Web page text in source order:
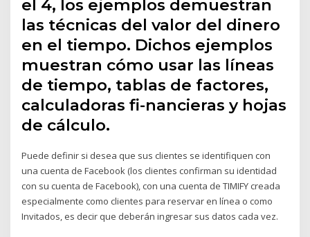
el 4, los ejemplos demuestran
las técnicas del valor del dinero
en el tiempo. Dichos ejemplos
muestran cómo usar las líneas
de tiempo, tablas de factores,
calculadoras fi-nancieras y hojas
de cálculo.
Puede definir si desea que sus clientes se identifiquen con
una cuenta de Facebook (los clientes confirman su identidad
con su cuenta de Facebook), con una cuenta de TIMIFY creada
especialmente como clientes para reservar en línea o como
Invitados, es decir que deberán ingresar sus datos cada vez.